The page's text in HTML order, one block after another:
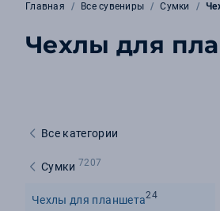
Главная Все сувениры Сумки
Чехлы для
Все категории
Сумки 7207
Чехлы для планшета24